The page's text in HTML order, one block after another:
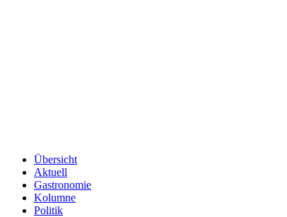
Übersicht
Aktuell
Gastronomie
Kolumne
Politik